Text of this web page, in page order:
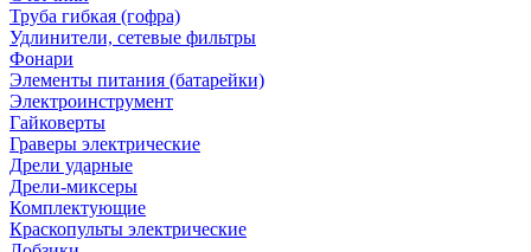
Труба гибкая (гофра)
Удлинители, сетевые фильтры
Фонари
Элементы питания (батарейки)
Электроинструмент
Гайковерты
Граверы электрические
Дрели ударные
Дрели-миксеры
Комплектующие
Краскопульты электрические